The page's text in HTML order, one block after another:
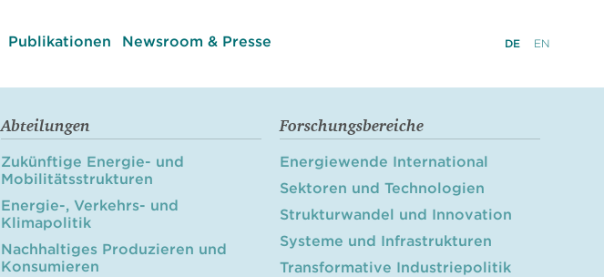
Publikationen Newsroom & Presse DE EN
Abteilungen
Zukünftige Energie- und
Mobilitätsstrukturen
Energie-, Verkehrs- und
Klimapolitik
Nachhaltiges Produzieren und
Konsumieren
Forschungsbereiche
Energiewende International
Sektoren und Technologien
Strukturwandel und Innovation
Systeme und Infrastrukturen
Transformative Industriepolitik